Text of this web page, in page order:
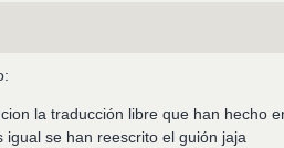
la traducción libre que han hecho
igual se han reescrito el guión jaja